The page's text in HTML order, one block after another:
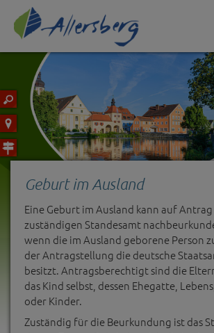
Geburt im Ausland
Eine Geburt im Ausland kann auf
zuständigen Standesamt
wenn die im Ausland geborene Person
der Antragstellung die deutsche
besitzt. Antragsberechtigt sind die
das Kind selbst, dessen Ehegatte,
oder Kinder.
Zuständig für die Beurkundung ist das